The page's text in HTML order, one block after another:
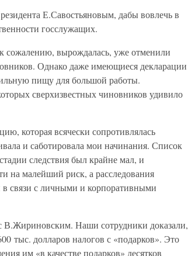
Е.Савостьяновым, дабы вовлечь в
госслужащих.
сожалению, вырождалась, уже отменили
Однако даже имеющиеся декларации
пищу для большой работы.
сверхизвестных чиновников удивило
которая всячески сопротивлялась
и саботировала мои начинания. Список
следствия был крайне мал, и
на малейший риск, а расследования
связи с личными и корпоративными
Наши сотрудники доказали,
тыс. долларов налогов с «подарков». Это
им «в качестве подарков» десятков